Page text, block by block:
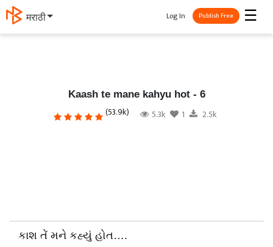
தமிழ் ☰
Log In Publish Free
Kaash te mane kahyu hot - 6
(53.9k) 5.3k 1 2.5k
કાશ તેં મને કહ્યું હોત….